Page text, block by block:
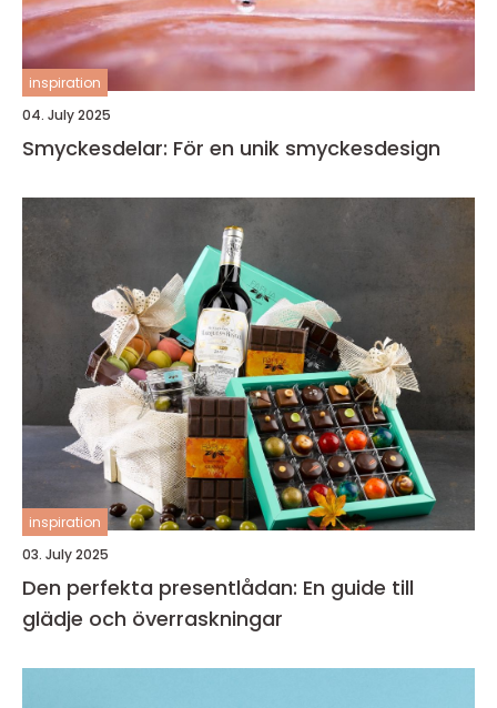
inspiration
04. July 2025
Smyckesdelar: För en unik smyckesdesign
inspiration
03. July 2025
Den perfekta presentlådan: En guide till
glädje och överraskningar